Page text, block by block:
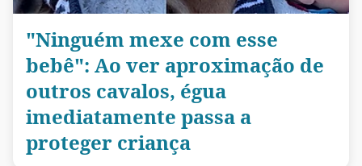
"Ninguém mexe com esse
bebê": Ao ver aproximação de
outros cavalos, égua
imediatamente passa a
proteger criança